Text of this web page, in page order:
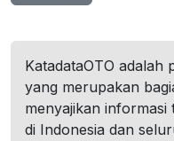
KatadataOTO
yang merupakan
menyajikan
di Indonesia dan